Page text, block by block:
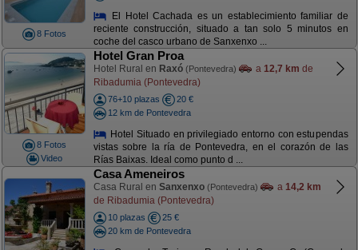
8 Fotos
El Hotel Cachada es un establecimiento familiar de
reciente construcción, situado a tan solo 5 minutos en
coche del casco urbano de Sanxenxo ...
8 Fotos
Video
Hotel Gran Proa
Hotel Rural en Raxó (Pontevedra) a 12,7 km de
Ribadumia (Pontevedra)
76+10 plazas
20 €
12 km de Pontevedra
Hotel Situado en privilegiado entorno con estupendas
vistas sobre la ría de Pontevedra, en el corazón de las
Rías Baixas. Ideal como punto d ...
Casa Ameneiros
Casa Rural en Sanxenxo (Pontevedra) a 14,2 km
de Ribadumia (Pontevedra)
10 plazas
25 €
20 km de Pontevedra